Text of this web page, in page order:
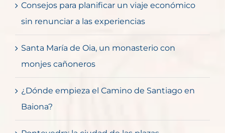
Consejos para planificar un viaje económico
sin renunciar a las experiencias
Santa María de Oia, un monasterio con
monjes cañoneros
¿Dónde empieza el Camino de Santiago en
Baiona?